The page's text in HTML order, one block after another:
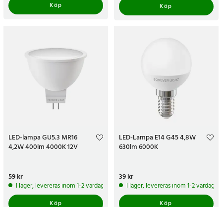
Köp
Köp
LED-lampa GU5.3 MR16
4,2W 400lm 4000K 12V
Pris:
59 kr
I lager, levereras inom 1-2 vardagar
Köp
LED-Lampa E14 G45 4,8W
630lm 6000K
Pris:
39 kr
I lager, levereras inom 1-2 vardagar
Köp